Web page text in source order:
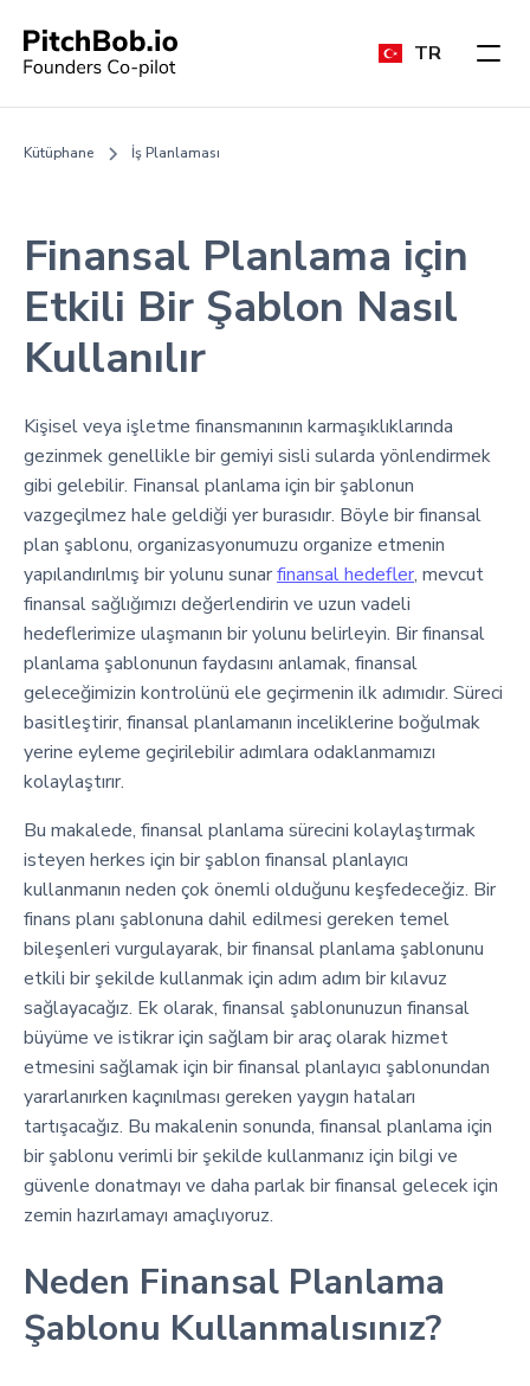
TR
Kütüphane İş Planlaması
Finansal Planlama için
Etkili Bir Şablon Nasıl
Kullanılır
Kişisel veya işletme finansmanının karmaşıklıklarında
gezinmek genellikle bir gemiyi sisli sularda yönlendirmek
gibi gelebilir. Finansal planlama için bir şablonun
vazgeçilmez hale geldiği yer burasıdır. Böyle bir finansal
plan şablonu, organizasyonumuzu organize etmenin
yapılandırılmış bir yolunu sunarfinansal hedefler, mevcut
finansal sağlığımızı değerlendirin ve uzun vadeli
hedeflerimize ulaşmanın bir yolunu belirleyin. Bir finansal
planlama şablonunun faydasını anlamak, finansal
geleceğimizin kontrolünü ele geçirmenin ilk adımıdır. Süreci
basitleştirir, finansal planlamanın inceliklerine boğulmak
yerine eyleme geçirilebilir adımlara odaklanmamızı
kolaylaştırır.
Bu makalede, finansal planlama sürecini kolaylaştırmak
isteyen herkes için bir şablon finansal planlayıcı
kullanmanın neden çok önemli olduğunu keşfedeceğiz. Bir
finans planı şablonuna dahil edilmesi gereken temel
bileşenleri vurgulayarak, bir finansal planlama şablonunu
etkili bir şekilde kullanmak için adım adım bir kılavuz
sağlayacağız. Ek olarak, finansal şablonunuzun finansal
büyüme ve istikrar için sağlam bir araç olarak hizmet
etmesini sağlamak için bir finansal planlayıcı şablonundan
yararlanırken kaçınılması gereken yaygın hataları
tartışacağız. Bu makalenin sonunda, finansal planlama için
bir şablonu verimli bir şekilde kullanmanız için bilgi ve
güvenle donatmayı ve daha parlak bir finansal gelecek için
zemin hazırlamayı amaçlıyoruz.
Neden Finansal Planlama
Şablonu Kullanmalısınız?